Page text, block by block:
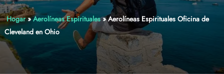
Hogar»Aerolíneas Espirituales»Aerolíneas Espirituales Oficina de
Cleveland en Ohio